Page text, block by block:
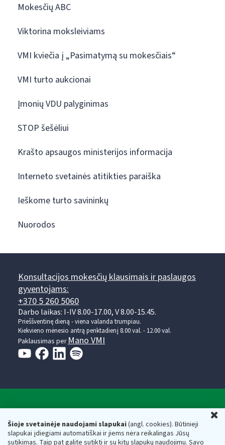
Šioje svetainėje naudojami slapukai(angl. cookies). Būtinieji
slapukai įdiegiami automatiškai ir jiems nėra reikalingas Jūsų
sutikimas. Taip pat galite sutikti ir su kitų slapukų naudojimu. Savo
Mokesčių ABC
Viktorina moksleiviams
VMI kviečia į „Pasimatymą su mokesčiais“
VMI turto aukcionai
Įmonių VDU palyginimas
STOP šešėliui
Krašto apsaugos ministerijos informacija
Interneto svetainės atitikties paraiška
Ieškome turto savininkų
Nuorodos
Konsultacijos mokesčių klausimais ir paslaugos
gyventojams:
+370 5 260 5060
Darbo laikas: I-IV 8.00-17.00, V 8.00-15.45.
Prieššventinę dieną - viena valanda trumpiau.
Kiekvieno mėnesio antrą penktadienį 8.00 val. - 12.00 val.
Paklausimas per Mano VMI
Respublikos finansų ministerijos
Biudžetinė įstaiga. Juridinio asmens kodas — 188659752,